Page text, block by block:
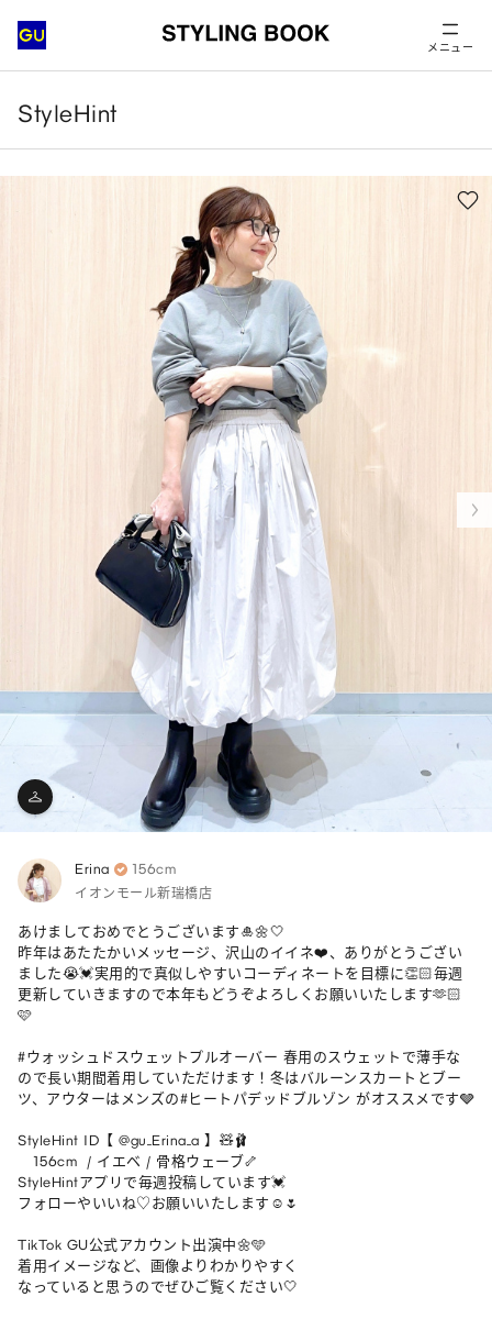
メニュー
StyleHint
Erina 156cm
イオンモール新瑞橋店
あけましておめでとうございます🎍🌼🤍
昨年はあたたかいメッセージ、沢山のイイネ❤️、ありがとうござい
ました😭💓実用的で真似しやすいコーディネートを目標に👏🏻毎週
更新していきますので本年もどうぞよろしくお願いいたします🫶🏻
🩷
#ウォッシュドスウェットプルオーバー 春用のスウェットで薄手な
ので長い期間着用していただけます！冬はバルーンスカートとブー
ツ、アウターはメンズの#ヒートパデッドブルゾン がオススメです🩶
StyleHint ID【 @gu_Erina_a 】🧸🩰
156cm  / イエベ / 骨格ウェーブ🦴
StyleHintアプリで毎週投稿しています💓
フォローやいいね♡お願いいたします☺️🌷
TikTok GU公式アカウント出演中🌼🩵
着用イメージなど、画像よりわかりやすく
なっていると思うのでぜひご覧ください🤍